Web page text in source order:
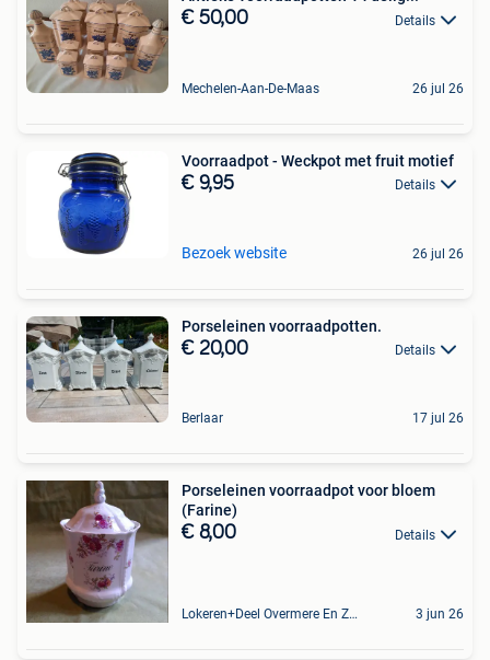
€ 50,00 Details
Mechelen-Aan-De-Maas 26 jul 26
Voorraadpot - Weckpot met fruit motief
€ 9,95 Details
Bezoek website 26 jul 26
Porseleinen voorraadpotten.
€ 20,00 Details
Berlaar 17 jul 26
Porseleinen voorraadpot voor bloem
(Farine)
€ 8,00 Details
Lokeren+Deel Overmere En Zele 3 jun 26